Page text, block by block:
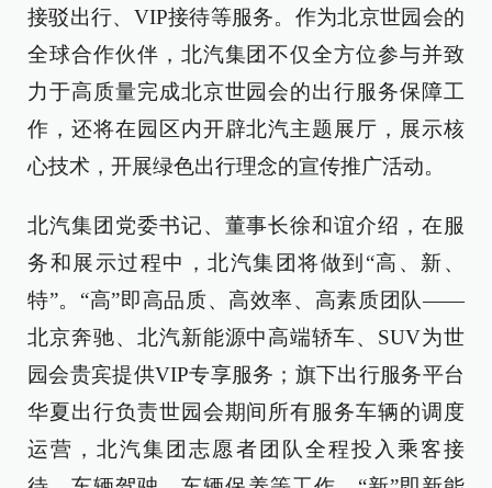
接驳出行、VIP接待等服务。作为北京世园会的
全球合作伙伴，北汽集团不仅全方位参与并致
力于高质量完成北京世园会的出行服务保障工
作，还将在园区内开辟北汽主题展厅，展示核
心技术，开展绿色出行理念的宣传推广活动。
北汽集团党委书记、董事长徐和谊介绍，在服
务和展示过程中，北汽集团将做到“高、新、
特”。“高”即高品质、高效率、高素质团队——
北京奔驰、北汽新能源中高端轿车、SUV为世
园会贵宾提供VIP专享服务；旗下出行服务平台
华夏出行负责世园会期间所有服务车辆的调度
运营，北汽集团志愿者团队全程投入乘客接